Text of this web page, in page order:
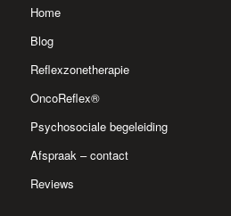
Home
Blog
Reflexzonetherapie
OncoReflex®
Psychosociale begeleiding
Afspraak – contact
Reviews